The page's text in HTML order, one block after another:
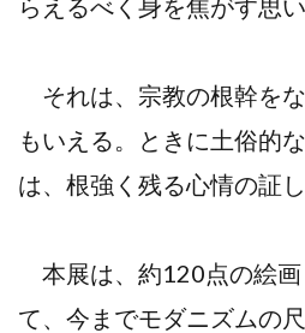
らえるべく身を焦がす思
それは、宗教の根幹を
もいえる。ときに土俗的
は、根強く残る心情の証し
本展は、約120点の絵画
て、今までモダニズムの